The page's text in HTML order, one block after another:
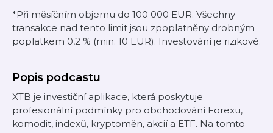
*Při měsíčním objemu do 100 000 EUR. Všechny
transakce nad tento limit jsou zpoplatněny drobným
poplatkem 0,2 % (min. 10 EUR). Investování je rizikové.
Popis podcastu
XTB je investiční aplikace, která poskytuje
profesionální podmínky pro obchodování Forexu,
komodit, indexů, kryptoměn, akcií a ETF. Na tomto